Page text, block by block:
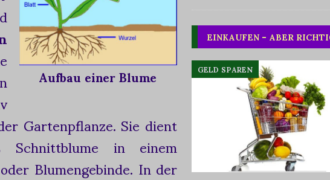
Aufbau einer Blume
Gartenpflanze. Sie dient
in einem
Blumengebinde. In der
EINKAUFEN – ABER
GELD SPAREN